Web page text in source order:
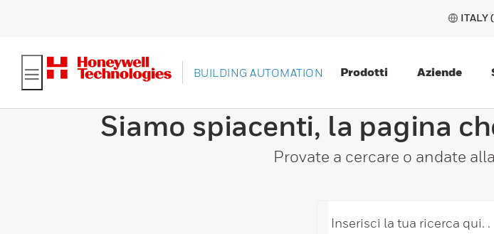
ITALY
BUILDING AUTOMATION Prodotti Aziende
Siamo spiacenti, la pagina
Provate a cercare o andate alla